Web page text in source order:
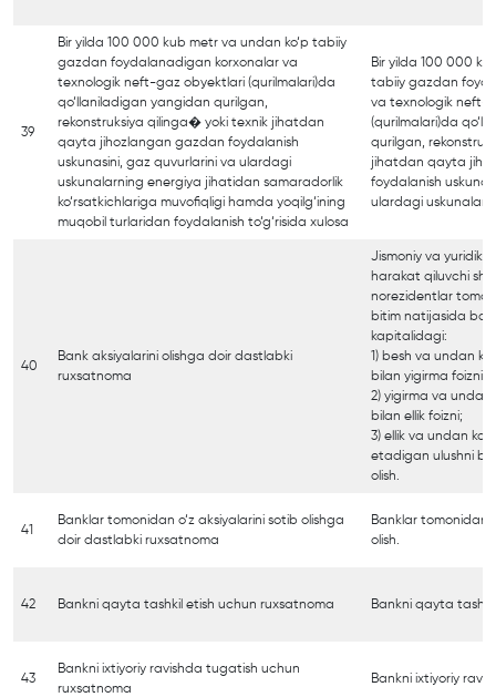
39
Bir yilda 100 000 kub metr va undan ko‘p tabiiy
gazdan foydalanadigan korxonalar va
texnologik neft-gaz obyektlari (qurilmalari)da
qo‘llaniladigan yangidan qurilgan,
rekonstruksiya qilinga� yoki texnik jihatdan
qayta jihozlangan gazdan foydalanish
uskunasini, gaz quvurlarini va ulardagi
uskunalarning energiya jihatidan samaradorlik
ko‘rsatkichlariga muvofiqligi hamda yoqilg‘ining
muqobil turlaridan foydalanish to‘g‘risida xulosa
Bir yilda 100 000
tabiiy gazdan
va texnologik neft-
(qurilmalari)da
qurilgan,
jihatdan qayta
foydalanish
ulardagi
40
Bank aksiyalarini olishga doir dastlabki
ruxsatnoma
Jismoniy va yuridik
harakat qiluvchi
norezidentlar
bitim natijasida
kapitalidagi:
1) besh va undan
bilan yigirma foizni;
2) yigirma va undan
bilan ellik foizni;
3) ellik va undan
etadigan ulushni
olish.
41
Banklar tomonidan o‘z aksiyalarini sotib olishga
doir dastlabki ruxsatnoma
Banklar tomonidan
olish.
42 Bankni qayta tashkil etish uchun ruxsatnoma Bankni qayta
43
Bankni ixtiyoriy ravishda tugatish uchun
ruxsatnoma
Bankni ixtiyoriy